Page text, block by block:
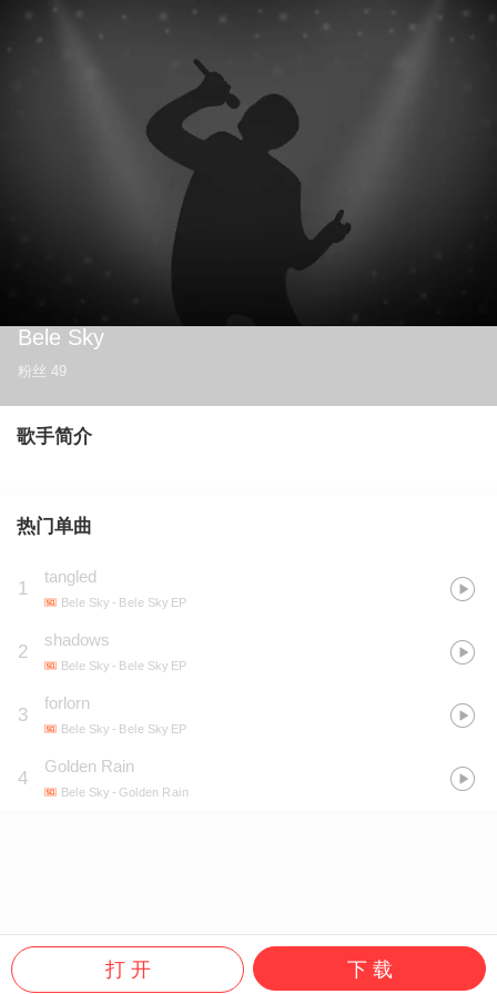
Bele Sky
粉丝 49
歌手简介
热门单曲
1
tangled
Bele Sky - Bele Sky EP
2
shadows
Bele Sky - Bele Sky EP
3
forlorn
Bele Sky - Bele Sky EP
4
Golden Rain
Bele Sky - Golden Rain
打 开 下 载